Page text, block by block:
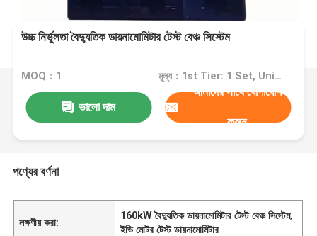
উচ্চ নির্ভুলতা বৈদ্যুতিক ডায়নামোমিটার টেস্ট বেঞ্চ সিস্টেম
MOQ：1 মূল্য：1st Tier: 1 Set, Unit Price USD 3.00 2nd Tier: 2-5 Sets, Unit Price USD 2.00 3rd Tier: Over 5 Sets, Unit Price USD 1.00
ভালো দাম
আমাদের সাথে যোগাযোগ
করুন
পণ্যের বর্ণনা
লক্ষণীয় করা:
160kW বৈদ্যুতিক ডায়নামোমিটার টেস্ট বেঞ্চ সিস্টেম,
ইভি মোটর টেস্ট ডায়নামোমিটার